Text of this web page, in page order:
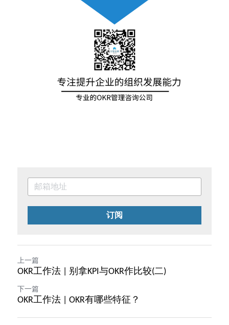
订阅
上一篇
OKR工作法 | 别拿KPI与OKR作比较(二)
下一篇
OKR工作法 | OKR有哪些特征？